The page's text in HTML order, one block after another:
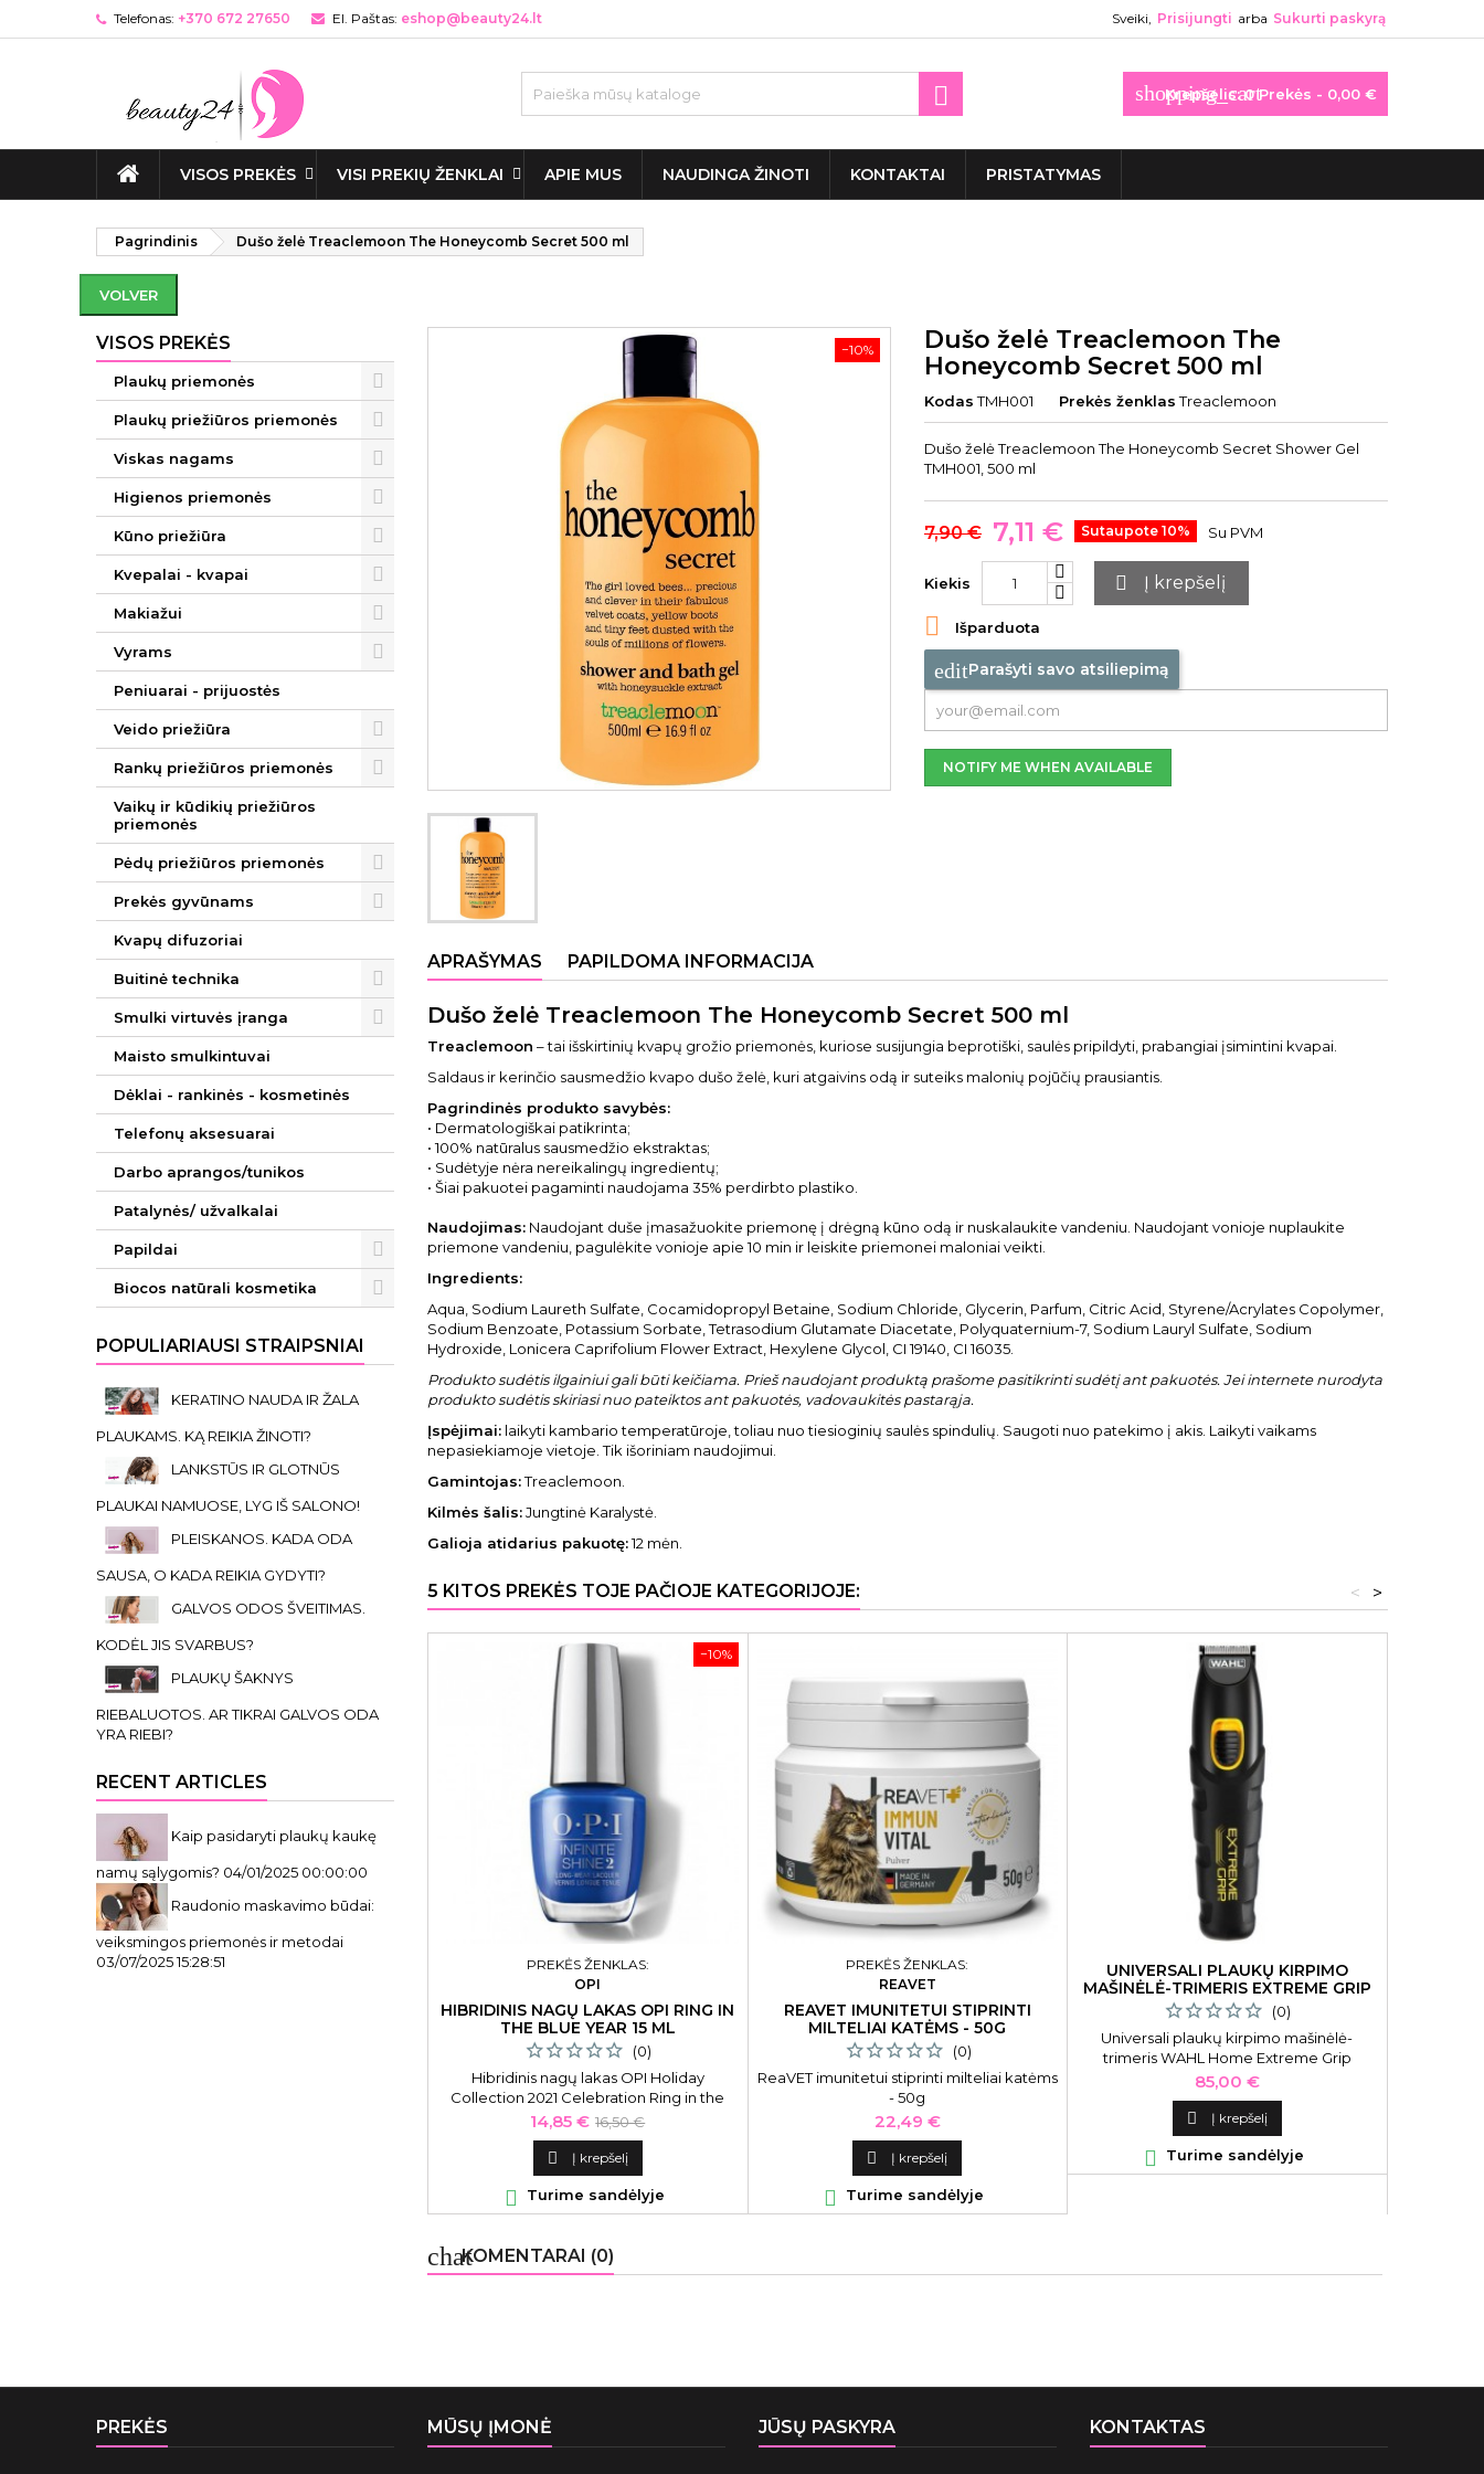
Telefonas: +370 672 27650 El. Paštas: eshop@beauty24.lt Sveiki, Prisijungti arba Sukurti paskyrą
shopping_cart
Krepšelis: 0Prekės - 0,00 €

VISOS PREKĖS VISI PREKIŲ ŽENKLAI APIE MUS NAUDINGA ŽINOTI KONTAKTAI PRISTATYMAS
Pagrindinis Dušo želė Treaclemoon The Honeycomb Secret 500 ml
VOLVER
VISOS PREKĖS
Plaukų priemonės
Plaukų priežiūros priemonės
Viskas nagams
Higienos priemonės
Kūno priežiūra
Kvepalai - kvapai
Makiažui
Vyrams
Peniuarai - prijuostės
Veido priežiūra
Rankų priežiūros priemonės
Vaikų ir kūdikių priežiūros
priemonės
Pėdų priežiūros priemonės
Prekės gyvūnams
Kvapų difuzoriai
Buitinė technika
Smulki virtuvės įranga
Maisto smulkintuvai
Dėklai - rankinės - kosmetinės
Telefonų aksesuarai
Darbo aprangos/tunikos
Patalynės/ užvalkalai
Papildai
Biocos natūrali kosmetika
POPULIARIAUSI STRAIPSNIAI
KERATINO NAUDA IR ŽALA
PLAUKAMS. KĄ REIKIA ŽINOTI?
LANKSTŪS IR GLOTNŪS
PLAUKAI NAMUOSE, LYG IŠ SALONO!
PLEISKANOS. KADA ODA
SAUSA, O KADA REIKIA GYDYTI?
GALVOS ODOS ŠVEITIMAS.
KODĖL JIS SVARBUS?
PLAUKŲ ŠAKNYS
RIEBALUOTOS. AR TIKRAI GALVOS ODA
YRA RIEBI?
RECENT ARTICLES
Kaip pasidaryti plaukų kaukę
namų sąlygomis? 04/01/2025 00:00:00
Raudonio maskavimo būdai:
veiksmingos priemonės ir metodai
03/07/2025 15:28:51
−10%
Dušo želė Treaclemoon The
Honeycomb Secret 500 ml
Kodas TMH001 Prekės ženklas Treaclemoon
Dušo želė Treaclemoon The Honeycomb Secret Shower Gel
TMH001, 500 ml
7,90 € 7,11 € Sutaupote 10% Su PVM
Kiekis  Į krepšelį
 Išparduota
editParašyti savo atsiliepimą
NOTIFY ME WHEN AVAILABLE
APRAŠYMAS PAPILDOMA INFORMACIJA
Dušo želė Treaclemoon The Honeycomb Secret 500 ml
Treaclemoon – tai išskirtinių kvapų grožio priemonės, kuriose susijungia beprotiški, saulės pripildyti, prabangiai įsimintini kvapai.
Saldaus ir kerinčio sausmedžio kvapo dušo želė, kuri atgaivins odą ir suteiks malonių pojūčių prausiantis.
Pagrindinės produkto savybės:
• Dermatologiškai patikrinta;
• 100% natūralus sausmedžio ekstraktas;
• Sudėtyje nėra nereikalingų ingredientų;
• Šiai pakuotei pagaminti naudojama 35% perdirbto plastiko.
Naudojimas: Naudojant duše įmasažuokite priemonę į drėgną kūno odą ir nuskalaukite vandeniu. Naudojant vonioje nuplaukite
priemone vandeniu, pagulėkite vonioje apie 10 min ir leiskite priemonei maloniai veikti.
Ingredients:
Aqua, Sodium Laureth Sulfate, Cocamidopropyl Betaine, Sodium Chloride, Glycerin, Parfum, Citric Acid, Styrene/Acrylates Copolymer,
Sodium Benzoate, Potassium Sorbate, Tetrasodium Glutamate Diacetate, Polyquaternium-7, Sodium Lauryl Sulfate, Sodium
Hydroxide, Lonicera Caprifolium Flower Extract, Hexylene Glycol, CI 19140, CI 16035.
Produkto sudėtis ilgainiui gali būti keičiama. Prieš naudojant produktą prašome pasitikrinti sudėtį ant pakuotės. Jei internete nurodyta
produkto sudėtis skiriasi nuo pateiktos ant pakuotės, vadovaukitės pastarąja.
Įspėjimai: laikyti kambario temperatūroje, toliau nuo tiesioginių saulės spindulių. Saugoti nuo patekimo į akis. Laikyti vaikams
nepasiekiamoje vietoje. Tik išoriniam naudojimui.
Gamintojas:Treaclemoon.
Kilmės šalis:Jungtinė Karalystė.
Galioja atidarius pakuotę:12 mėn.
5 KITOS PREKĖS TOJE PAČIOJE KATEGORIJOJE: >
<
−10%
PREKĖS ŽENKLAS:
OPI
HIBRIDINIS NAGŲ LAKAS OPI RING IN
THE BLUE YEAR 15 ML
(0)
Hibridinis nagų lakas OPI Holiday
Collection 2021 Celebration Ring in the
Blue Year OPIHRN24, 15 ml
Kaina
14,85 € Bazinė
kaina
16,50 €
 Į krepšelį
 Turime sandėlyje
PREKĖS ŽENKLAS:
REAVET
REAVET IMUNITETUI STIPRINTI
MILTELIAI KATĖMS - 50G
(0)
ReaVET imunitetui stiprinti milteliai katėms
- 50g
Kaina
22,49 €
 Į krepšelį
 Turime sandėlyje
UNIVERSALI PLAUKŲ KIRPIMO
MAŠINĖLĖ-TRIMERIS EXTREME GRIP
MULTIGROOMER
(0)
Universali plaukų kirpimo mašinėlė-
trimeris WAHL Home Extreme Grip
Multigroomer WAH09893-0460, juodos
spalvos
Kaina
85,00 €
 Į krepšelį
 Turime sandėlyje
chatKOMENTARAI (0)
PREKĖS MŪSŲ ĮMONĖ JŪSŲ PASKYRA KONTAKTAS